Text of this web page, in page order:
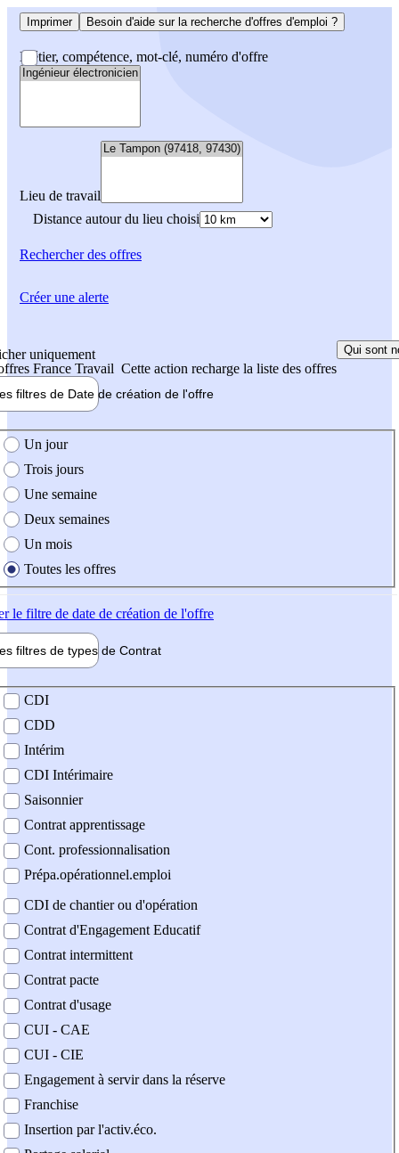
Imprimer Besoin d'aide sur la recherche d'offres d'emploi ?
Métier, compétence, mot-clé, numéro d'offre
Lieu de travail
Distance autour du lieu choisi
Rechercherdes offres
uniquement
France Travail Cette action recharge la liste des offres
Qui sont
filtres de Date de création de l'offre
création de l'offre
Un jour
Trois jours
Une semaine
Deux semaines
Un mois
Toutes les offres
le filtre de date de création de l'offre
filtres de types de Contrat
contrat
CDI
CDD
Intérim
CDI Intérimaire
Saisonnier
Contrat apprentissage
Cont. professionnalisation
Prépa.opérationnel.emploi
CDI de chantier ou d'opération
Contrat d'Engagement Educatif
Contrat intermittent
Contrat pacte
Contrat d'usage
CUI - CAE
CUI - CIE
Engagement à servir dans la réserve
Franchise
Insertion par l'activ.éco.
Créer une alerte